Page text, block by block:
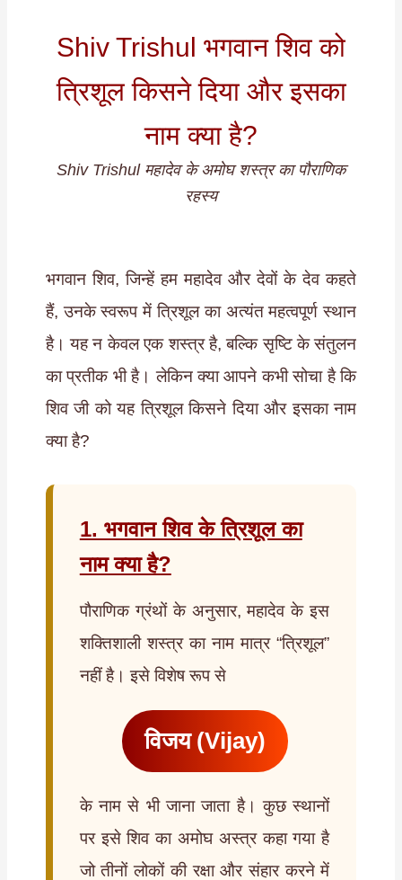
Shiv Trishul भगवान शिव को
त्रिशूल किसने दिया और इसका
नाम क्या है?
Shiv Trishul महादेव के अमोघ शस्त्र का पौराणिक
रहस्य
भगवान शिव, जिन्हें हम महादेव और देवों के देव कहते
हैं, उनके स्वरूप में त्रिशूल का अत्यंत महत्वपूर्ण स्थान
है। यह न केवल एक शस्त्र है, बल्कि सृष्टि के संतुलन
का प्रतीक भी है। लेकिन क्या आपने कभी सोचा है कि
शिव जी को यह त्रिशूल किसने दिया और इसका नाम
क्या है?
1. भगवान शिव के त्रिशूल का
नाम क्या है?
पौराणिक ग्रंथों के अनुसार, महादेव के इस
शक्तिशाली शस्त्र का नाम मात्र “त्रिशूल”
नहीं है। इसे विशेष रूप से
विजय (Vijay)
के नाम से भी जाना जाता है। कुछ स्थानों
पर इसे शिव का अमोघ अस्त्र कहा गया है
जो तीनों लोकों की रक्षा और संहार करने में